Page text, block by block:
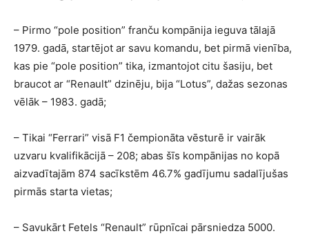
– Pirmo “pole position” franču kompānija ieguva tālajā
1979. gadā, startējot ar savu komandu, bet pirmā vienība,
kas pie “pole position” tika, izmantojot citu šasiju, bet
braucot ar “Renault” dzinēju, bija “Lotus”, dažas sezonas
vēlāk – 1983. gadā;
– Tikai “Ferrari” visā F1 čempionāta vēsturē ir vairāk
uzvaru kvalifikācijā – 208; abas šīs kompānijas no kopā
aizvadītajām 874 sacīkstēm 46.7% gadījumu sadalījušas
pirmās starta vietas;
– Savukārt Fetels “Renault” rūpnīcai pārsniedza 5000.